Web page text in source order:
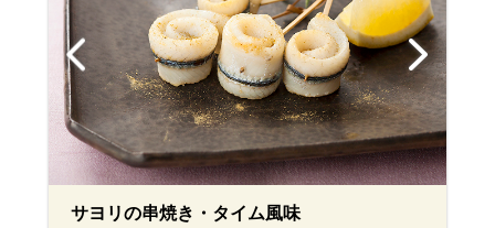
サヨリの串焼き・タイム風味